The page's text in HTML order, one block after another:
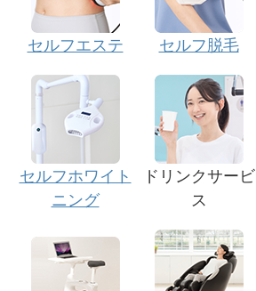
セルフエステ セルフ脱毛
セルフホワイト
ニング
ドリンクサービ
ス